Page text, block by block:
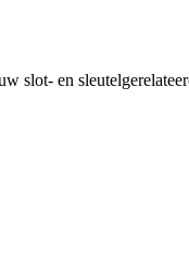
slot- en